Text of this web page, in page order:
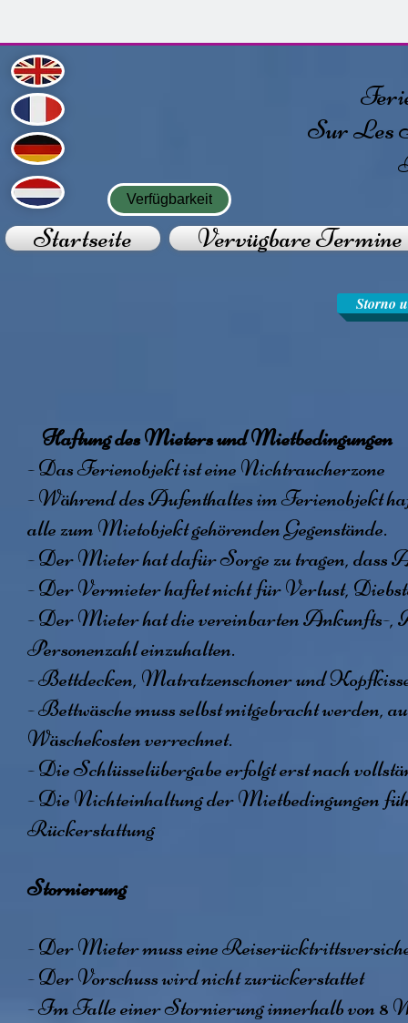
Verfügbarkeit
Sur Les
Startseite Vervügbare Termine
Storno
Haftung des Mieters und Mietbedingungen
- Das Ferienobjekt ist eine Nichtraucherzone
- Während des Aufenthaltes im Ferienobjekt
alle zum Mietobjekt gehörenden Gegenstände.
- Der Mieter hat dafür Sorge zu tragen, dass
- Der Vermieter haftet nicht für Verlust,
- Der Mieter hat die vereinbarten Ankunfts-,
Personenzahl einzuhalten.
- Bettdecken, Matratzenschoner und
- Bettwäsche muss selbst mitgebracht werden,
Wäschekosten verrechnet.
- Die Schlüsselübergabe erfolgt erst nach
- Die Nichteinhaltung der Mietbedingungen
Rückerstattung
Stornierung
- Der Mieter muss eine
- Der Vorschuss wird nicht zurückerstattet
- Im Falle einer Stornierung innerhalb von 8